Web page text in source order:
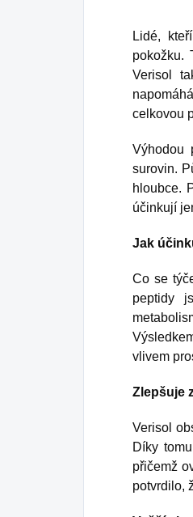
Lidé,
pokožku.
Verisol
celkovou
Výhodou
surovin.
hloubce.
účinkují
Jak
Co se
peptidy
vlivem
Zlepšuje
Verisol
Díky
přičemž
potvrdilo,